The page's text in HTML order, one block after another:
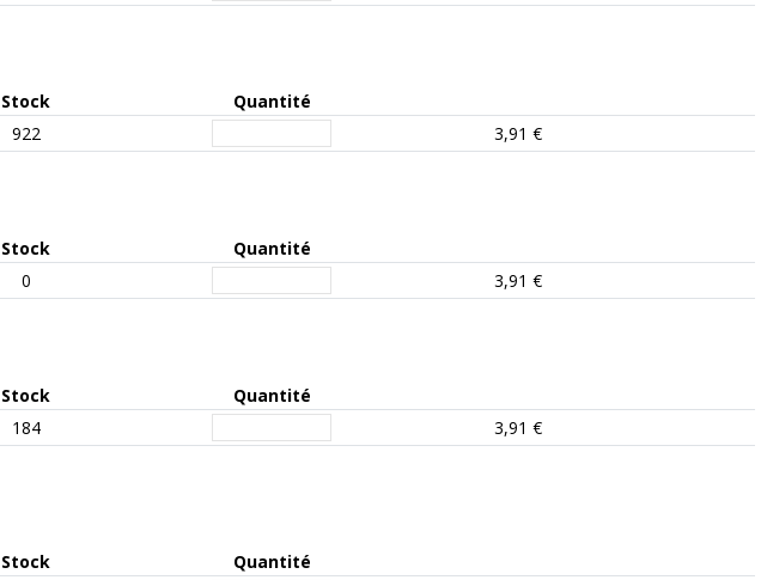
Stock Quantité
922 3,91 €
Stock Quantité
0 3,91 €
Stock Quantité
184 3,91 €
Stock Quantité